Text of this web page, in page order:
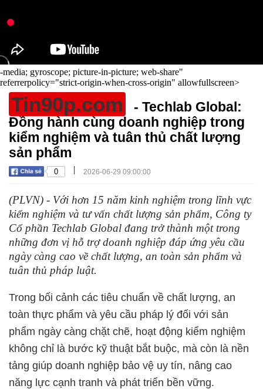
-media; gyroscope; picture-in-picture; web-share"
referrerpolicy="strict-origin-when-cross-origin" allowfullscreen>
Tin90p.com
- Techlab Global:
Đồng hành cùng doanh nghiệp trong
kiểm nghiệm và tuân thủ chất lượng
sản phẩm
0 | 2026-06-29 09:00:00
(PLVN) - Với hơn 15 năm kinh nghiệm trong lĩnh vực
kiểm nghiệm và tư vấn chất lượng sản phẩm, Công ty
Cổ phần Techlab Global đang trở thành một trong
những đơn vị hỗ trợ doanh nghiệp đáp ứng yêu cầu
ngày càng cao về chất lượng, an toàn sản phẩm và
tuân thủ pháp luật.
Trong bối cảnh các tiêu chuẩn về chất lượng, an
toàn thực phẩm và yêu cầu pháp lý đối với sản
phẩm ngày càng chặt chẽ, hoạt động kiểm nghiệm
không chỉ là bước kỹ thuật bắt buộc, mà còn là nền
tảng giúp doanh nghiệp bảo vệ uy tín, nâng cao
năng lực cạnh tranh và phát triển bền vững.